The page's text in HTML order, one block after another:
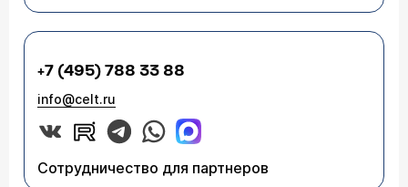
+7 (495) 788 33 88
info@celt.ru
Сотрудничество для партнеров